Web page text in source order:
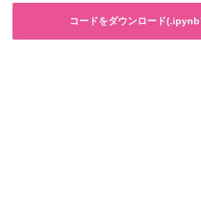
コードをダウンロード